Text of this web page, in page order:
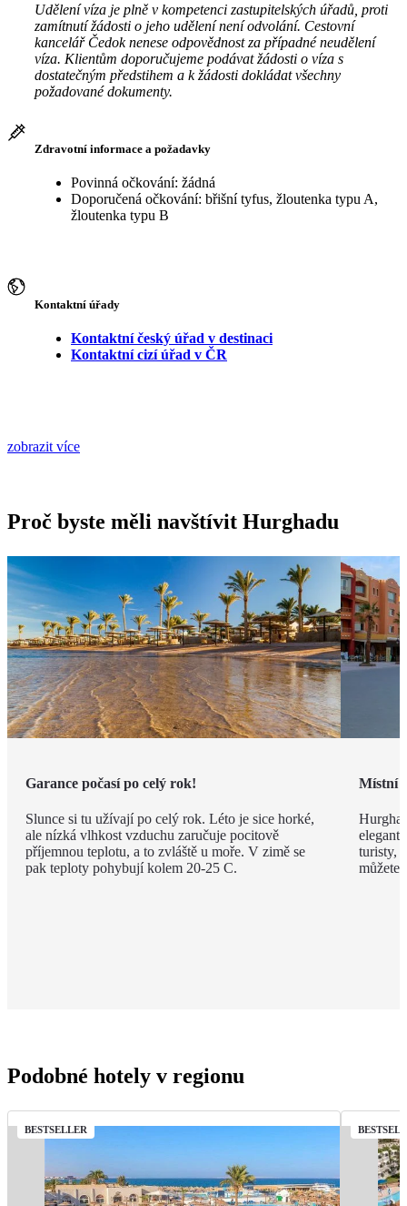
Udělení víza je plně v kompetenci zastupitelských úřadů, proti
zamítnutí žádosti o jeho udělení není odvolání. Cestovní
kancelář Čedok nenese odpovědnost za případné neudělení
víza. Klientům doporučujeme podávat žádosti o víza s
dostatečným předstihem a k žádosti dokládat všechny
požadované dokumenty.
Zdravotní informace a požadavky
Povinná očkování: žádná
Doporučená očkování: břišní tyfus, žloutenka typu A,
žloutenka typu B
Kontaktní úřady
Kontaktní český úřad v destinaci
Kontaktní cizí úřad v ČR
zobrazit více
Proč byste měli navštívit Hurghadu
Garance počasí po celý rok!
Slunce si tu užívají po celý rok. Léto je sice horké,
ale nízká vlhkost vzduchu zaručuje pocitově
příjemnou teplotu, a to zvláště u moře. V zimě se
pak teploty pohybují kolem 20-25 C.
Místní
turisty,
můžete
Podobné hotely v regionu
BESTSELLER